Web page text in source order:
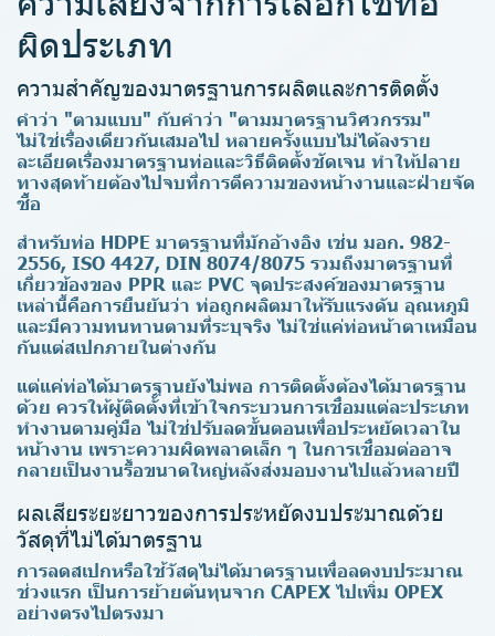
ผิดประเภท
ความสำคัญของมาตรฐานการผลิตและการติดตั้ง
คำว่า "ตามแบบ" กับคำว่า "ตามมาตรฐานวิศวกรรม"
ไม่ใช่เรื่องเดียวกันเสมอไป หลายครั้งแบบไม่ได้ลงราย
ละเอียดเรื่องมาตรฐานท่อและวิธีติดตั้งชัดเจน ทำให้ปลาย
ทางสุดท้ายต้องไปจบที่การตีความของหน้างานและฝ่ายจัด
ซื้อ
สำหรับท่อ HDPE มาตรฐานที่มักอ้างอิง เช่น มอก. 982-
2556, ISO 4427, DIN 8074/8075 รวมถึงมาตรฐานที่
เกี่ยวข้องของ PPR และ PVC จุดประสงค์ของมาตรฐาน
เหล่านี้คือการยืนยันว่า ท่อถูกผลิตมาให้รับแรงดัน อุณหภูมิ
และมีความทนทานตามที่ระบุจริง ไม่ใช่แค่ท่อหน้าตาเหมือน
กันแต่สเปกภายในต่างกัน
แต่แค่ท่อได้มาตรฐานยังไม่พอ การติดตั้งต้องได้มาตรฐาน
ด้วย ควรให้ผู้ติดตั้งที่เข้าใจกระบวนการเชื่อมแต่ละประเภท
ทำงานตามคู่มือ ไม่ใช่ปรับลดขั้นตอนเพื่อประหยัดเวลาใน
หน้างาน เพราะความผิดพลาดเล็ก ๆ ในการเชื่อมต่ออาจ
กลายเป็นงานรื้อขนาดใหญ่หลังส่งมอบงานไปแล้วหลายปี
ผลเสียระยะยาวของการประหยัดงบประมาณด้วย
วัสดุที่ไม่ได้มาตรฐาน
การลดสเปกหรือใช้วัสดุไม่ได้มาตรฐานเพื่อลดงบประมาณ
ช่วงแรก เป็นการย้ายต้นทุนจาก CAPEX ไปเพิ่ม OPEX
อย่างตรงไปตรงมา